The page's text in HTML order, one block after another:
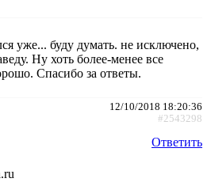
уже... буду думать. не исключено,
Ну хоть более-менее все
Спасибо за ответы.
12/10/2018 18:20:36
#2543298
Ответить